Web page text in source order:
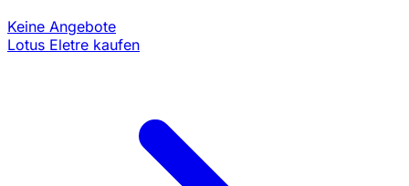
Keine Angebote
Lotus Eletre kaufen